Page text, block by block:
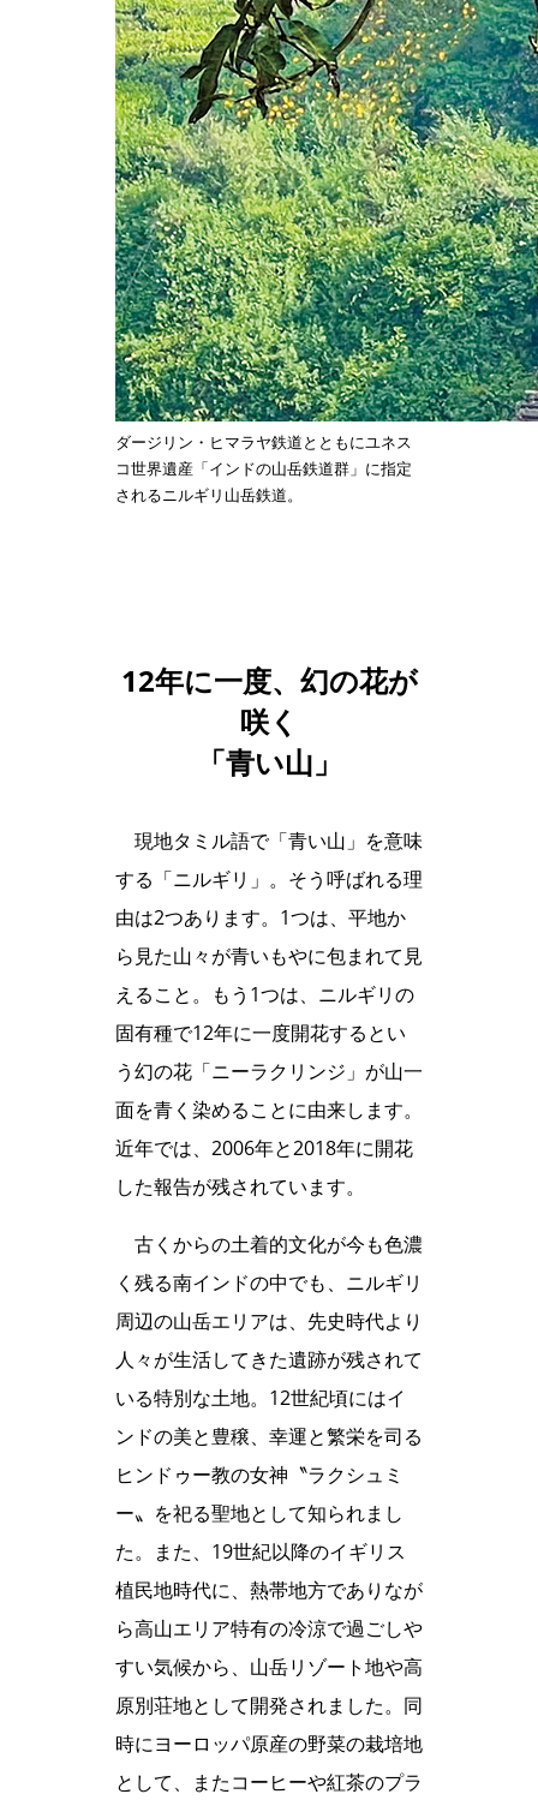
ダージリン・ヒマラヤ鉄道とともにユネス
コ世界遺産「インドの山岳鉄道群」に指定
されるニルギリ山岳鉄道。
12年に一度、幻の花が
咲く
「青い山」
現地タミル語で「青い山」を意味
する「ニルギリ」。そう呼ばれる理
由は2つあります。1つは、平地か
ら見た山々が青いもやに包まれて見
えること。もう1つは、ニルギリの
固有種で12年に一度開花するとい
う幻の花「ニーラクリンジ」が山一
面を青く染めることに由来します。
近年では、2006年と2018年に開花
した報告が残されています。
古くからの土着的文化が今も色濃
く残る南インドの中でも、ニルギリ
周辺の山岳エリアは、先史時代より
人々が生活してきた遺跡が残されて
いる特別な土地。12世紀頃にはイ
ンドの美と豊穣、幸運と繁栄を司る
ヒンドゥー教の女神〝ラクシュミ
ー〟を祀る聖地として知られまし
た。また、19世紀以降のイギリス
植民地時代に、熱帯地方でありなが
ら高山エリア特有の冷涼で過ごしや
すい気候から、山岳リゾート地や高
原別荘地として開発されました。同
時にヨーロッパ原産の野菜の栽培地
として、またコーヒーや紅茶のプラ